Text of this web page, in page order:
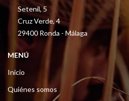
Setenil, 5
Cruz Verde, 4
29400 Ronda - Málaga
MENÚ
Inicio
Quiénes somos